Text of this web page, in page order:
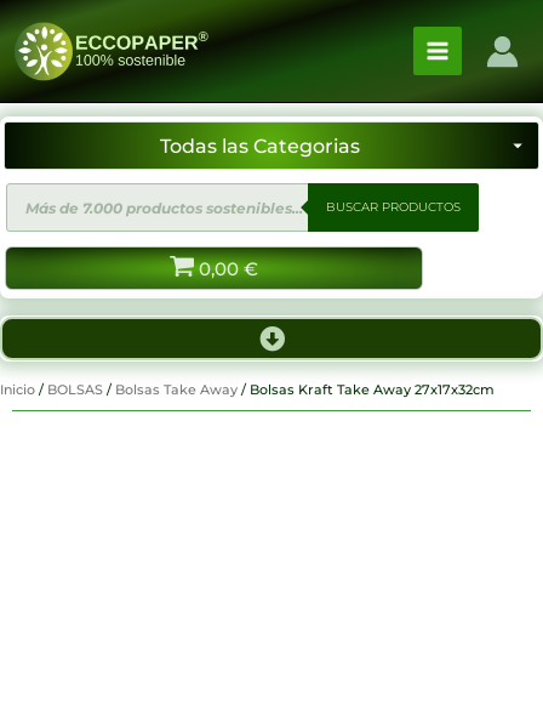
Ir
contenido
de
productos
BUSCAR PRODUCTOS
0,00 €
Inicio / BOLSAS / Bolsas Take Away / Bolsas Kraft Take Away 27x17x32cm